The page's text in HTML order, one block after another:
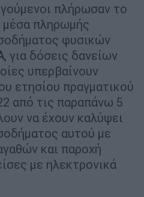
πλήρωσαν το
μέσα πληρωμής
φυσικών
, για δόσεις δανείων
υπερβαίνουν
ετησίου πραγματικού
από τις παραπάνω 5
να έχουν καλύψει
αυτού με
και παροχή
με ηλεκτρονικά